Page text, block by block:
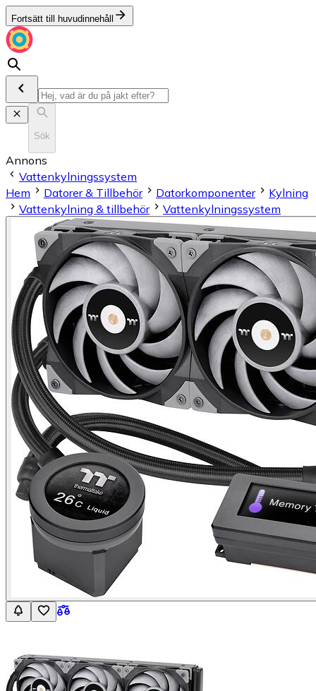
Fortsätt till huvudinnehåll
Sök
Annons
Vattenkylningssystem
Hem
Datorer & Tillbehör Datorkomponenter
Kylning
Vattenkylning & tillbehör
Vattenkylningssystem